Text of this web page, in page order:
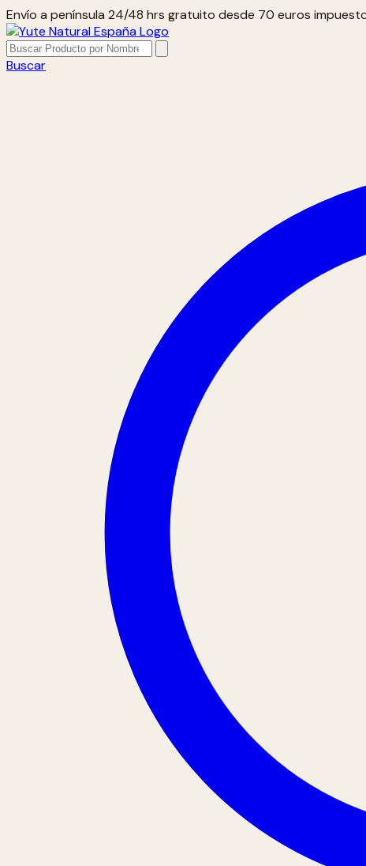
Envío a península 24/48 hrs gratuito desde 70 euros
Buscar